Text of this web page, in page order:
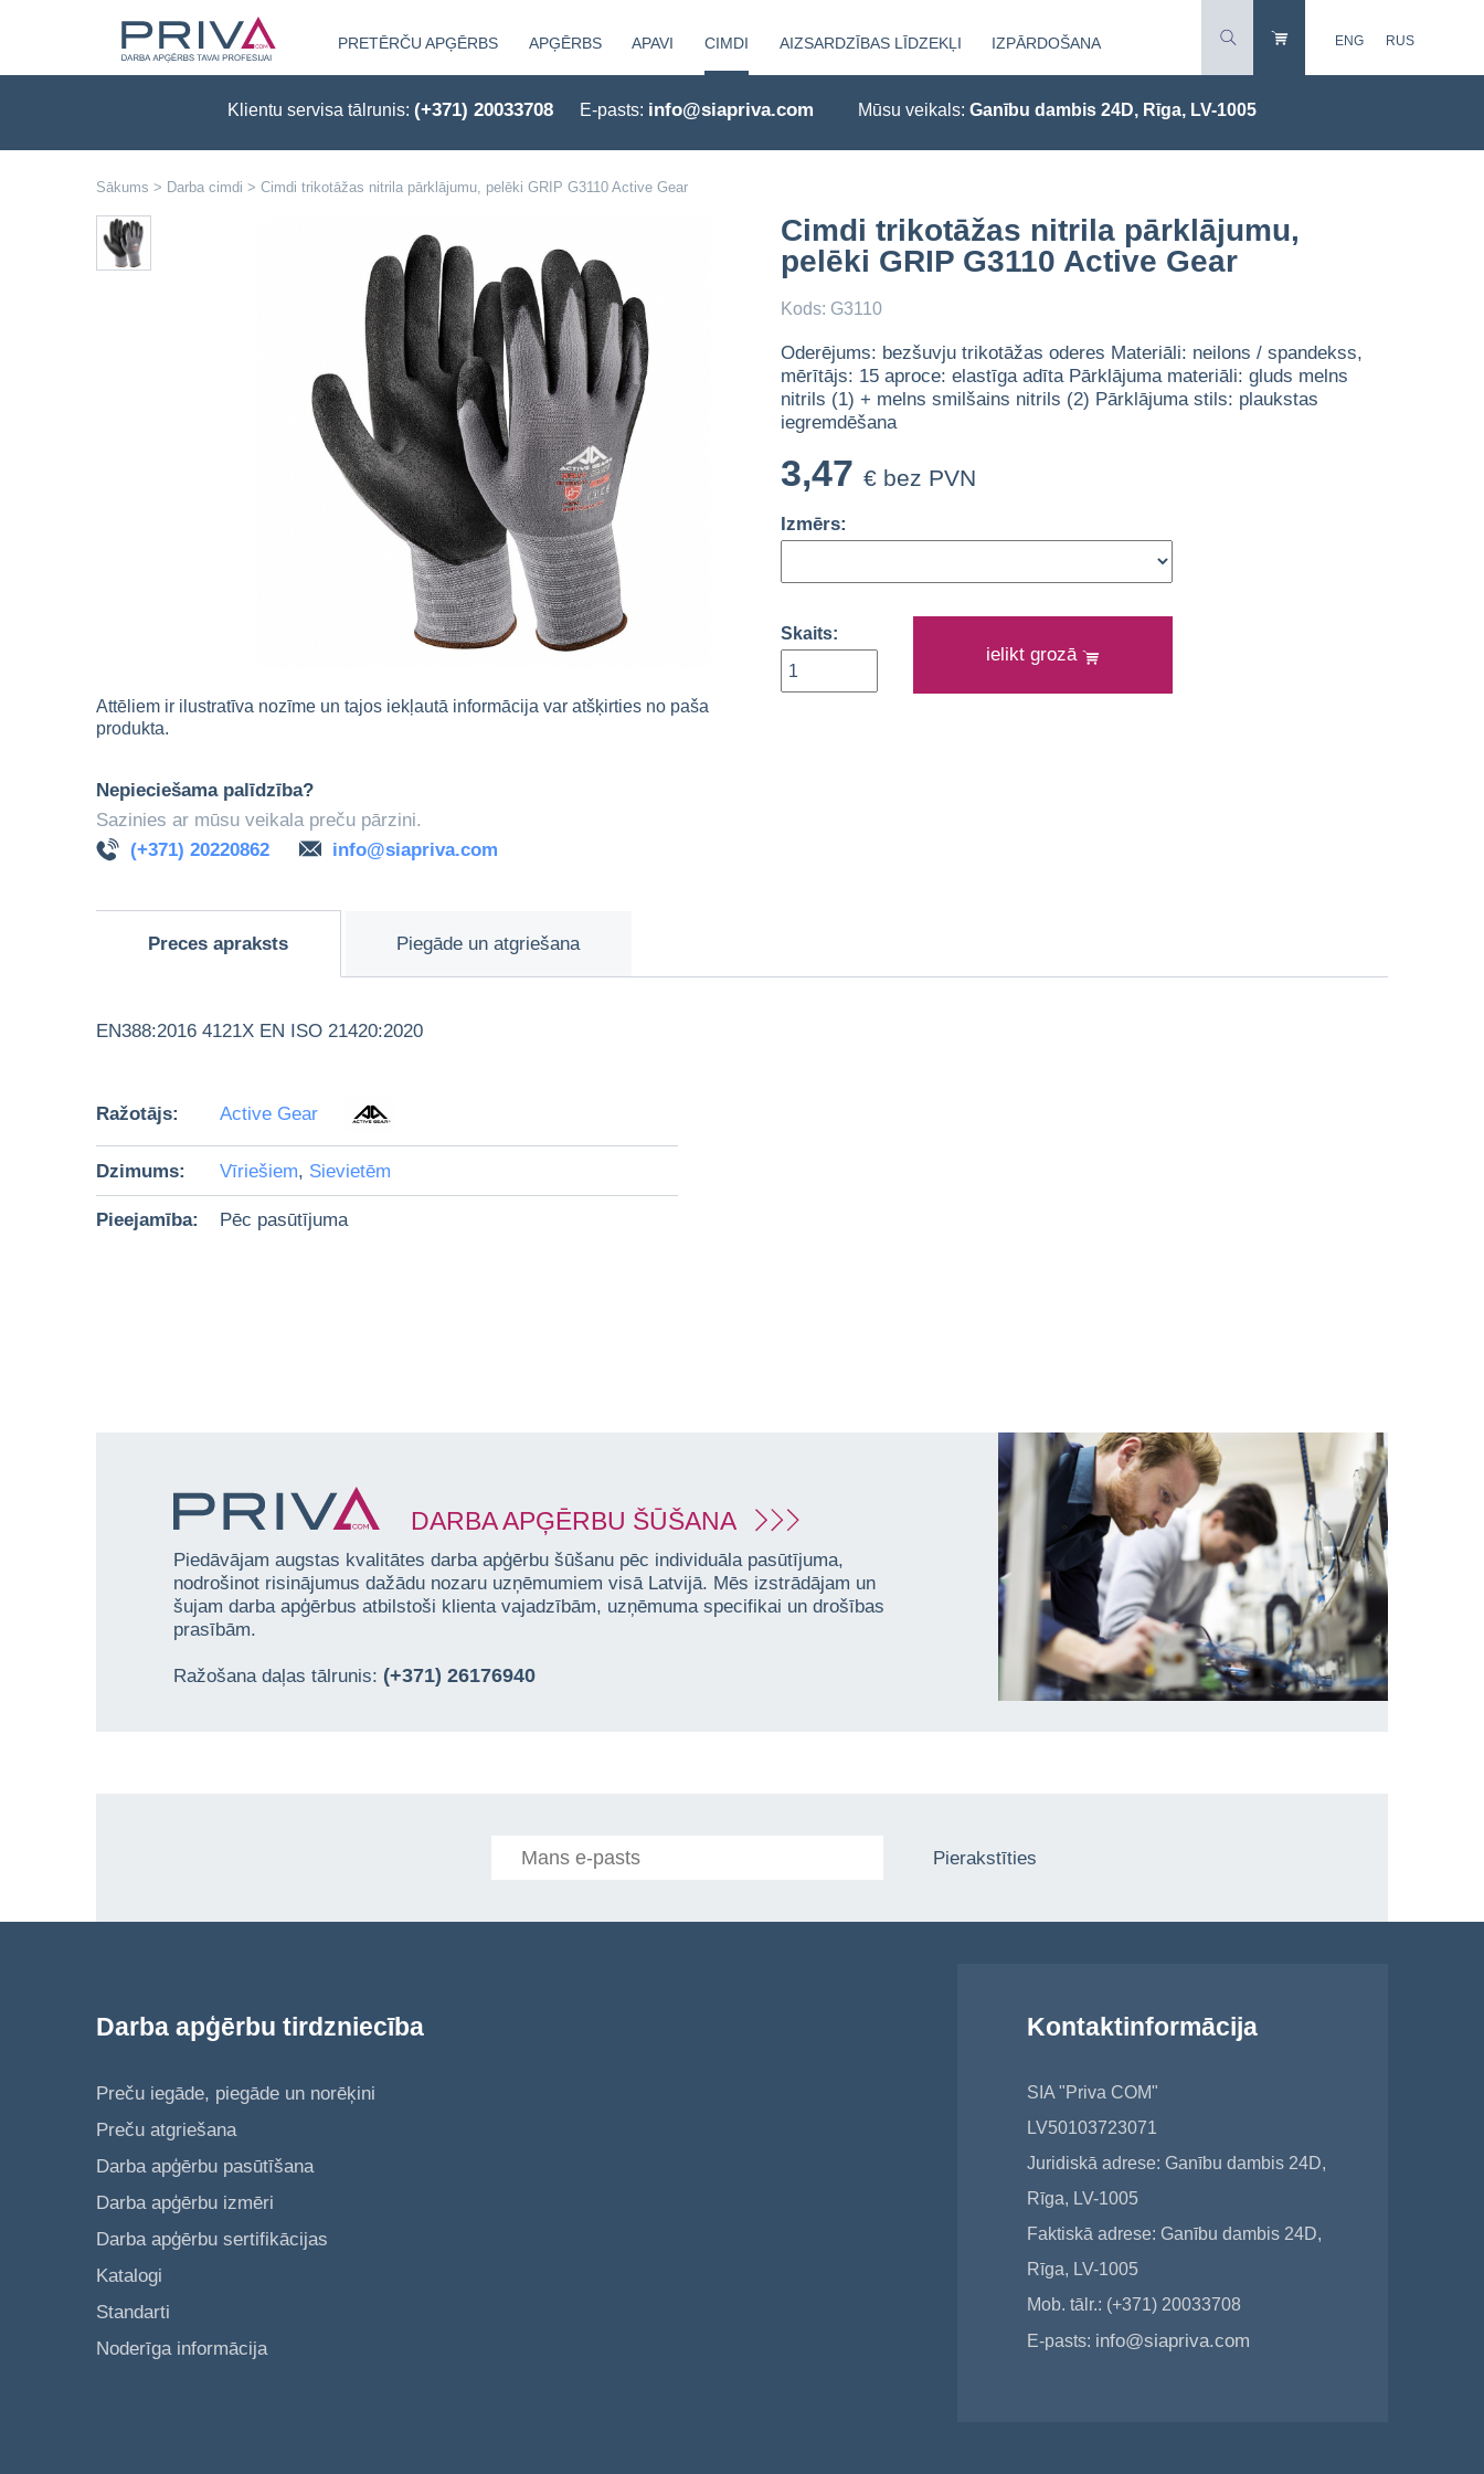
PRETĒRČU APĢĒRBS APĢĒRBS APAVI CIMDI AIZSARDZĪBAS LĪDZEKĻI IZPĀRDOŠANA ENG RUS
Klientu servisa tālrunis: (+371) 20033708 E-pasts: info@siapriva.com Mūsu veikals: Ganību dambis 24D, Rīga, LV-1005
Sākums > Darba cimdi > Cimdi trikotāžas nitrila pārklājumu, pelēki GRIP G3110 Active Gear
Attēliem ir ilustratīva nozīme un tajos iekļautā informācija var atšķirties no paša
produkta.
Nepieciešama palīdzība?
Sazinies ar mūsu veikala preču pārzini.
(+371) 20220862
info@siapriva.com
Cimdi trikotāžas nitrila pārklājumu,
pelēki GRIP G3110 Active Gear
Kods: G3110
Oderējums: bezšuvju trikotāžas oderes Materiāli: neilons / spandekss,
mērītājs: 15 aproce: elastīga adīta Pārklājuma materiāli: gluds melns
nitrils (1) + melns smilšains nitrils (2) Pārklājuma stils: plaukstas
iegremdēšana
3,47 € bez PVN
Izmērs:
Skaits:
ielikt grozā
Preces apraksts Piegāde un atgriešana
EN388:2016 4121X EN ISO 21420:2020
Ražotājs: Active Gear
Dzimums: Vīriešiem, Sievietēm
Pieejamība: Pēc pasūtījuma
DARBA APĢĒRBU ŠŪŠANA
Piedāvājam augstas kvalitātes darba apģērbu šūšanu pēc individuāla pasūtījuma,
nodrošinot risinājumus dažādu nozaru uzņēmumiem visā Latvijā. Mēs izstrādājam un
šujam darba apģērbus atbilstoši klienta vajadzībām, uzņēmuma specifikai un drošības
prasībām.
Ražošana daļas tālrunis: (+371) 26176940
Pierakstīties
Darba apģērbu tirdzniecība
Preču iegāde, piegāde un norēķini
Preču atgriešana
Darba apģērbu pasūtīšana
Darba apģērbu izmēri
Darba apģērbu sertifikācijas
Katalogi
Standarti
Noderīga informācija
Kontaktinformācija
SIA "Priva COM"
LV50103723071
Juridiskā adrese: Ganību dambis 24D,
Rīga, LV-1005
Faktiskā adrese: Ganību dambis 24D,
Rīga, LV-1005
Mob. tālr.: (+371) 20033708
E-pasts: info@siapriva.com